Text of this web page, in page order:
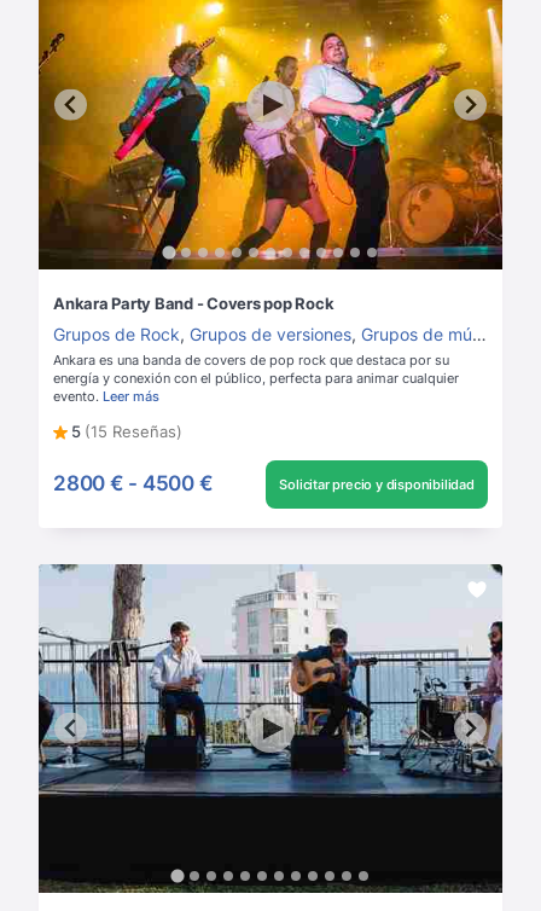
Ankara Party Band - Covers pop Rock
Grupos de Rock, Grupos de versiones, Grupos de música para boda
Ankara es una banda de covers de pop rock que destaca por su
energía y conexión con el público, perfecta para animar cualquier
evento. Leer más
5 (15 Reseñas)
2800 € - 4500 € Solicitar precio y disponibilidad